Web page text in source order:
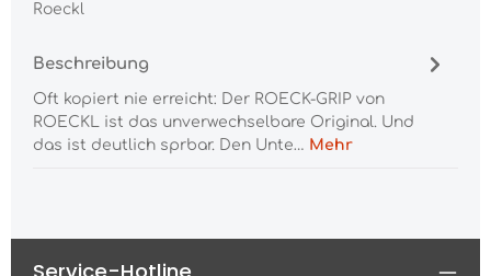
Roeckl
Beschreibung
Oft kopiert nie erreicht: Der ROECK-GRIP von
ROECKL ist das unverwechselbare Original. Und
das ist deutlich sprbar. Den Unte… Mehr